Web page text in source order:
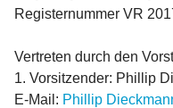
Registernummer VR
Vertreten durch den
1. Vorsitzender: Phillip
E-Mail: Phillip